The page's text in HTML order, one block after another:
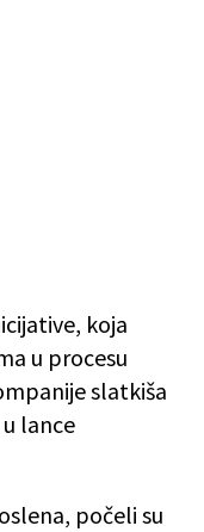
koja
u procesu
slatkiša
lance
počeli su